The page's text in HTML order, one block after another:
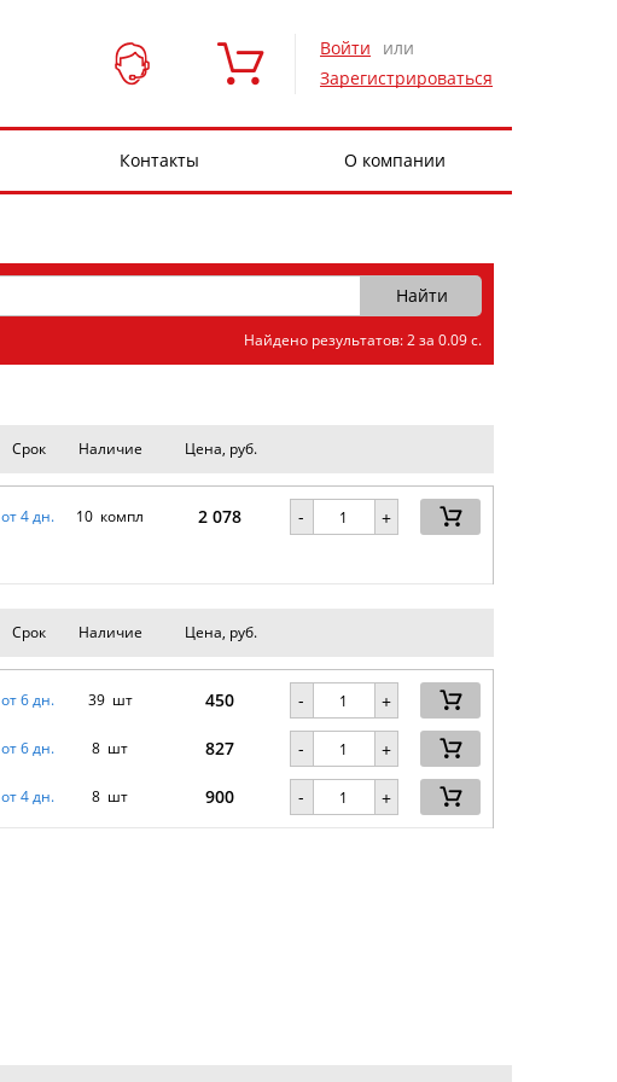
Войти
или
Зарегистрироваться
Контакты О компании
Найдено результатов: 2 за 0.09 с.
Срок Наличие Цена, руб.
от 4 дн. 10 компл 2 078 - +
Срок Наличие Цена, руб.
от 6 дн. 39 шт 450 - +
от 6 дн. 8 шт 827 - +
от 4 дн. 8 шт 900 - +